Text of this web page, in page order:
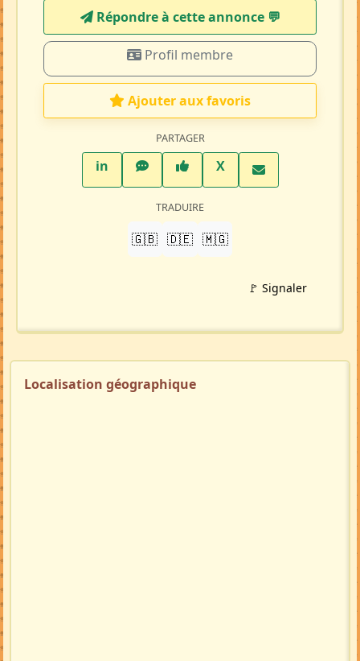
Répondre à cette annonce 💬​
Profil membre
Ajouter aux favoris
PARTAGER
inLinkedInWhatsAppFacebook
XTwitter X
TRADUIRE
🇬🇧 🇩🇪 🇲🇬
🚩 Signaler
Localisation géographique